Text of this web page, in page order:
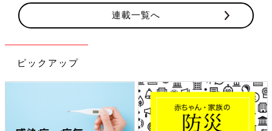
い。
します。本人もオムツが『あつい！』と言っていましたし
（笑）！ まだできなくてもいいかなと思っていたので、いつの
『トイトレは夏！な話』 4/7
連載一覧へ
ピックアップ